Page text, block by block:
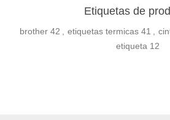
Etiquetas de
brother 42 , etiquetas termicas 41 ,
etiqueta 12